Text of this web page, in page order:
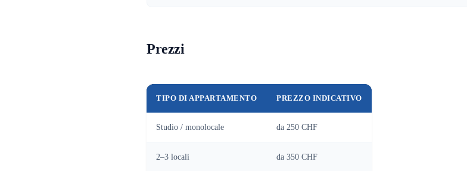
Prezzi
TIPO DI APPARTAMENTO PREZZO INDICATIVO
Studio / monolocale da 250 CHF
2–3 locali da 350 CHF